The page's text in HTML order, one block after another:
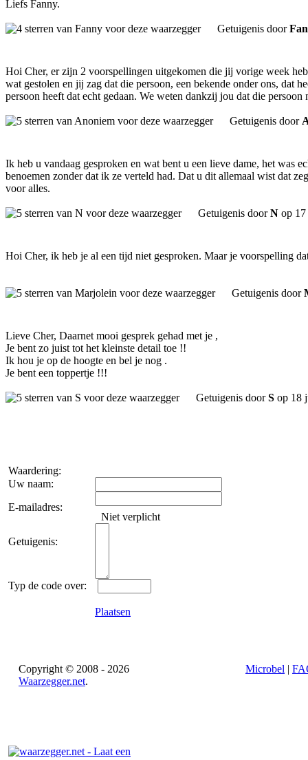
Liefs Fanny.
Getuigenis door
Hoi Cher, er zijn 2 voorspellingen uitgekomen die jij vorige week
wat gestolen en jij zag dat die persoon, een bekende onder ons, dat
persoon heeft dat echt gedaan. We weten dankzij jou dat die persoon
Getuigenis door
Ik heb u vandaag gesproken en wat bent u een lieve dame, het was
benoemen zonder dat ik ze verteld had. Dat u dit allemaal wist dat
voor alles.
Getuigenis doorN op
Hoi Cher, ik heb je al een tijd niet gesproken. Maar je voorspelling
Getuigenis door
Lieve Cher, Daarnet mooi gesprek gehad met je ,
Je bent zo juist tot het kleinste detail toe !!
Ik hou je op de hoogte en bel je nog .
Je bent een toppertje !!!
Getuigenis doorS op 18
Waardering:
Uw naam:
E-mailadres:
Niet verplicht
Getuigenis:
Typ de code over:
Plaatsen
Copyright © 2008 - 2026
Waarzegger.net.
Microbel |